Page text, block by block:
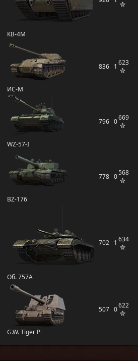
КВ-4М
ИС-М
836 1 623
WZ-57-I
796 0669
BZ-176
778 0568
Об. 757А
702 1 634
G.W. Tiger P
507 0622